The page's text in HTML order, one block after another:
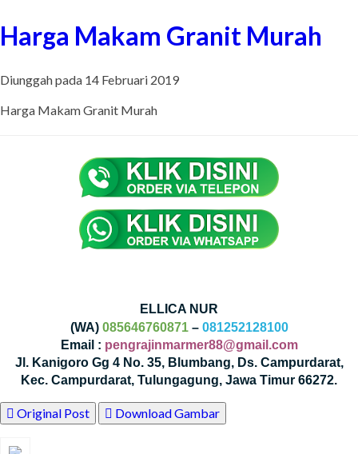
Harga Makam Granit Murah
Diunggah pada 14 Februari 2019
Harga Makam Granit Murah
ELLICA NUR
(WA) 085646760871– 081252128100
Email : pengrajinmarmer88@gmail.com
Jl. Kanigoro Gg 4 No. 35, Blumbang, Ds. Campurdarat,
Kec. Campurdarat, Tulungagung, Jawa Timur 66272.
Original Post Download Gambar